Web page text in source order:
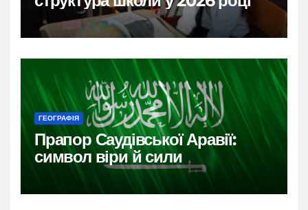
ГЕОГРАФІЯ
Прапор Саудівської Аравії:
символ віри й сили